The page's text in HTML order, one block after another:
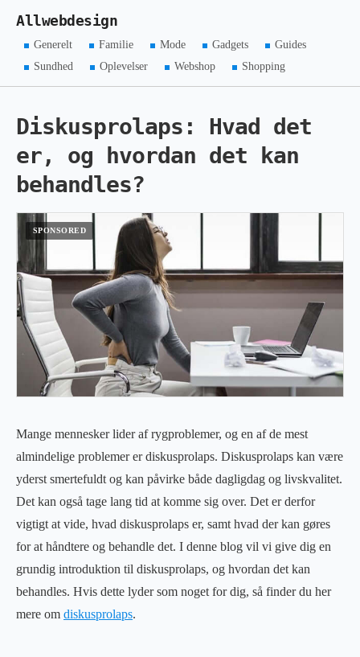
Allwebdesign
Generelt Familie Mode Gadgets
Guides
Sundhed
Oplevelser Webshop Shopping
Diskusprolaps: Hvad det
er, og hvordan det kan
behandles?
Mange mennesker lider af rygproblemer, og en af de mest
almindelige problemer er diskusprolaps. Diskusprolaps kan være
yderst smertefuldt og kan påvirke både dagligdag og livskvalitet.
Det kan også tage lang tid at komme sig over. Det er derfor
vigtigt at vide, hvad diskusprolaps er, samt hvad der kan gøres
for at håndtere og behandle det. I denne blog vil vi give dig en
grundig introduktion til diskusprolaps, og hvordan det kan
behandles. Hvis dette lyder som noget for dig, så finder du her
mere om diskusprolaps.